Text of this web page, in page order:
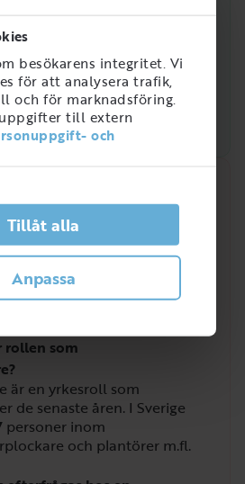
besökarens integritet. Vi
för att analysera trafik,
och för marknadsföring.
till extern
och
Tillåt alla
Anpassa
just nu
rollen som
är en yrkesroll som
de senaste åren. I Sverige
personer inom
och plantörer m.fl.